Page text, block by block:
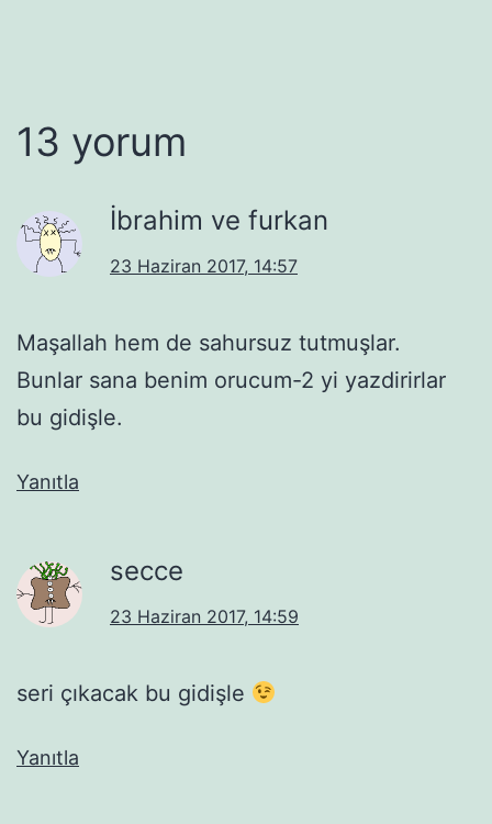
13 yorum
İbrahim ve furkan
23 Haziran 2017, 14:57
Maşallah hem de sahursuz tutmuşlar.
Bunlar sana benim orucum-2 yi yazdirirlar
bu gidişle.
Yanıtla
secce
23 Haziran 2017, 14:59
seri çıkacak bu gidişle
Yanıtla